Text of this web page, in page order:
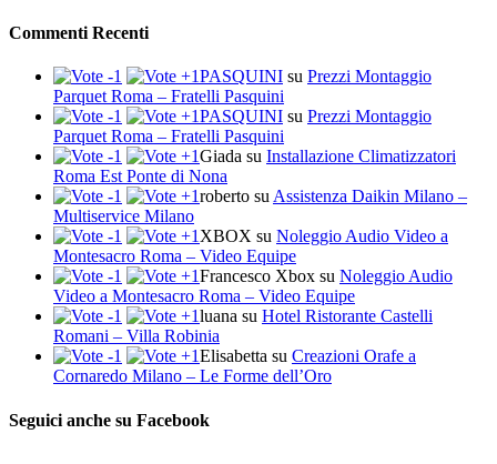
Commenti Recenti
PASQUINI su Prezzi Montaggio
Parquet Roma – Fratelli Pasquini
PASQUINI su Prezzi Montaggio
Parquet Roma – Fratelli Pasquini
Giada su Installazione Climatizzatori
Roma Est Ponte di Nona
roberto su Assistenza Daikin Milano –
Multiservice Milano
XBOX su Noleggio Audio Video a
Montesacro Roma – Video Equipe
Francesco Xbox su Noleggio Audio
Video a Montesacro Roma – Video Equipe
luana su Hotel Ristorante Castelli
Romani – Villa Robinia
Elisabetta su Creazioni Orafe a
Cornaredo Milano – Le Forme dell’Oro
Seguici anche su Facebook